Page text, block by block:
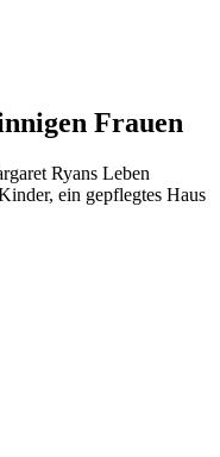
Frauen
Ryans Leben
ein gepflegtes Haus